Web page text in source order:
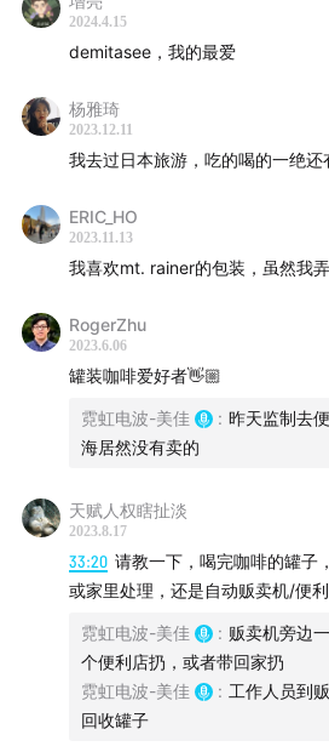
#BOSS
2024.4.15
demitasee，我的最爱
杨雅琦
2023.12.11
我去过日本旅游，吃的喝的一绝还
ERIC_HO
2023.11.13
我喜欢mt. rainer的包装，虽然我
RogerZhu
2023.6.06
罐装咖啡爱好者👋🏼
霓虹电波-美佳 : 昨天监制去
海居然没有卖的
天赋人权瞎扯淡
2023.8.17
33:20 请教一下，喝完咖啡的罐子
或家里处理，还是自动贩卖机/便
霓虹电波-美佳 : 贩卖机旁边
个便利店扔，或者带回家扔
霓虹电波-美佳
: 工作人员到
回收罐子